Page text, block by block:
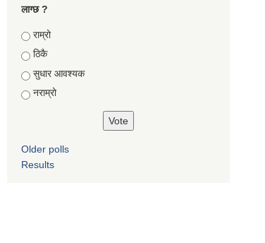
लाग्छ ?
Choices
राम्रो
ठिकै
सुधार आवश्यक
नराम्रो
Older polls
Results